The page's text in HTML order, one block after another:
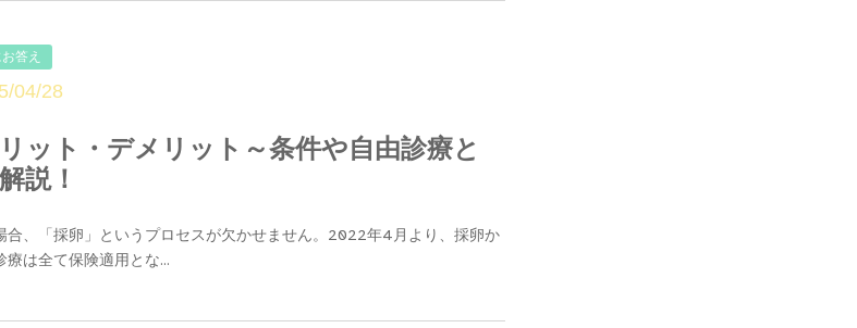
答え
04/28
ット・デメリット～条件や自由診療と
説！
合、「採卵」というプロセスが欠かせません。2022年4月より、採卵か
は全て保険適用とな...